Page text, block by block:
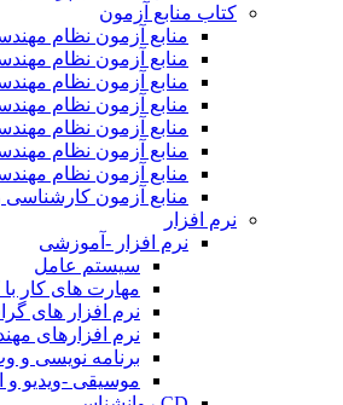
کتاب منابع آزمون
منابع آزمون نظام
منابع آزمون نظام
منابع آزمون نظام
منابع آزمون نظام
منابع آزمون نظام
منابع آزمون نظام
منابع آزمون نظام
منابع آزمون
نرم افزار
نرم افزار -آموزشی
سیستم عامل
مهارت های کار با
نرم افزار های
نرم افزارهای
برنامه نویسی و
موسیقی -ویدیو و